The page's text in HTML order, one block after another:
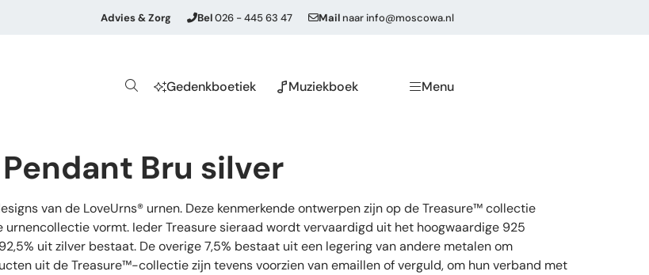
Advies & Zorg Bel026 - 445 63 47 Mail naarinfo@moscowa.nl
Gedenkboetiek Muziekboek Menu
Bru silver
van de LoveUrns® urnen. Deze kenmerkende ontwerpen zijn op de Treasure™ collectie
vormt. Ieder Treasure sieraad wordt vervaardigd uit het hoogwaardige 925
uit zilver bestaat. De overige 7,5% bestaat uit een legering van andere metalen om
uit de Treasure™-collectie zijn tevens voorzien van emaillen of verguld, om hun verband met